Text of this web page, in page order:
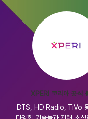
XPERI 코리아 공식
DTS, HD Radio, TiVo